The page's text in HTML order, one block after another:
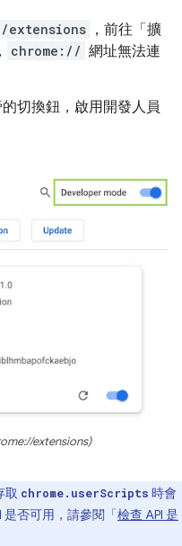
extensions ，前往「擴
chrome:// 網址無法連
切換鈕，啟用開發人員
extensions)
取 chrome.userScripts 時會
是否可用，請參閱「檢查 API 是